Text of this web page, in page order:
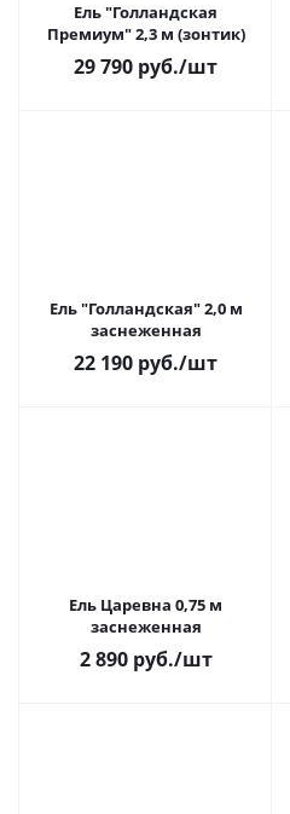
Ель "Голландская
Премиум" 2,3 м (зонтик)
29 790 руб./шт
Ель "Голландская" 2,0 м
заснеженная
22 190 руб./шт
Ель Царевна 0,75 м
заснеженная
2 890руб./шт